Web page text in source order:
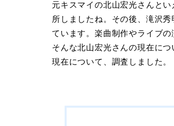
元キスマイの北山宏光さんと
所しましたね。その後、滝沢
ています。楽曲制作やライブ
そんな北山宏光さんの現在に
現在について、調査しました。